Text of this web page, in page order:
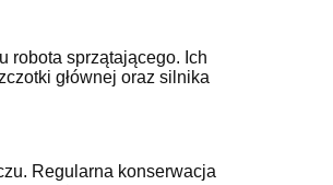
robota sprzątającego. Ich
głównej oraz silnika
Regularna konserwacja